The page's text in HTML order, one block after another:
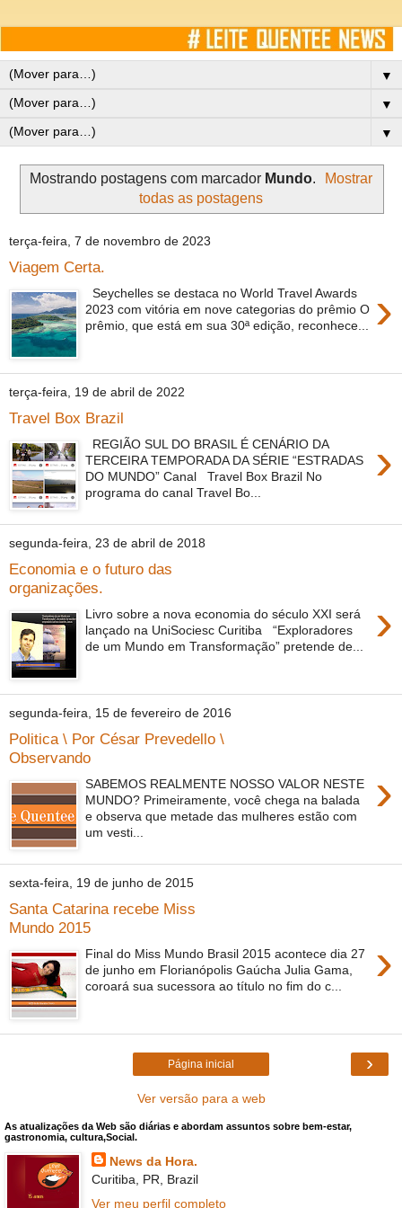
▼
▼
▼
Mostrando postagens com marcador Mundo.
Mostrar
todas as postagens
terça-feira, 7 de novembro de 2023
Viagem Certa.
›
Seychelles se destaca no World Travel Awards
2023 com vitória em nove categorias do prêmio O
prêmio, que está em sua 30ª edição, reconhece...
terça-feira, 19 de abril de 2022
Travel Box Brazil
›
REGIÃO SUL DO BRASIL É CENÁRIO DA
TERCEIRA TEMPORADA DA SÉRIE “ESTRADAS
DO MUNDO” Canal Travel Box Brazil No
programa do canal Travel Bo...
segunda-feira, 23 de abril de 2018
Economia e o futuro das
organizações.
›
Livro sobre a nova economia do século XXI será
lançado na UniSociesc Curitiba “Exploradores
de um Mundo em Transformação” pretende de...
segunda-feira, 15 de fevereiro de 2016
Politica \ Por César Prevedello \
Observando
›
SABEMOS REALMENTE NOSSO VALOR NESTE
MUNDO? Primeiramente, você chega na balada
e observa que metade das mulheres estão com
um vesti...
sexta-feira, 19 de junho de 2015
Santa Catarina recebe Miss
Mundo 2015
›
Final do Miss Mundo Brasil 2015 acontece dia 27
de junho em Florianópolis Gaúcha Julia Gama,
coroará sua sucessora ao título no fim do c...
›
Página inicial
Ver versão para a web
As atualizações da Web são diárias e abordam assuntos sobre bem-estar,
gastronomia, cultura,Social.
News da Hora.
Curitiba, PR, Brazil
Ver meu perfil completo